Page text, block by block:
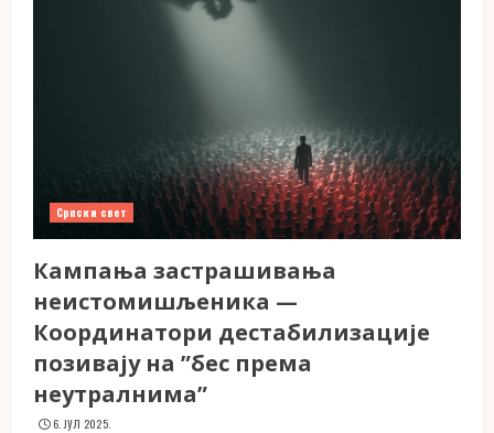
Српски свет
Кампања застрашивања
неистомишљеника —
Координатори дестабилизације
позивају на ”бес према
неутралнима”
6. ЈУЛ 2025.